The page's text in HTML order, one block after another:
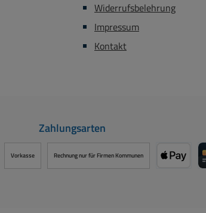
Widerrufsbelehrung
Impressum
Kontakt
Zahlungsarten
Vorkasse Rechnung nur für Firmen Kommunen